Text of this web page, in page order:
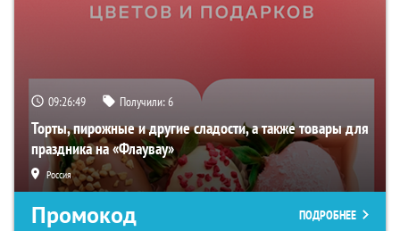
09:26:48 Получили:6
Торты, пирожные и другие сладости, а также товары для
праздника на «Флаувау»
Россия
Промокод ПОДРОБНЕЕ